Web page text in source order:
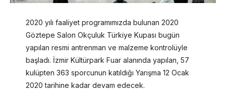
2020 yılı faaliyet programımızda bulunan 2020
Göztepe Salon Okçuluk Türkiye Kupası bugün
yapılan resmi antrenman ve malzeme kontrolüyle
başladı. İzmir Kültürpark Fuar alanında yapılan, 57
kulüpten 363 sporcunun katıldığı Yarışma 12 Ocak
2020 tarihine kadar devam edecek.